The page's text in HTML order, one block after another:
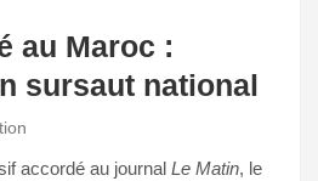
au Maroc :
sursaut national
accordé au journal Le Matin, le